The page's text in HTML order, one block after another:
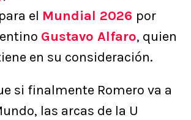
el Mundial 2026 por
Gustavo Alfaro, quien
en su consideración.
si finalmente Romero va a
las arcas de la U